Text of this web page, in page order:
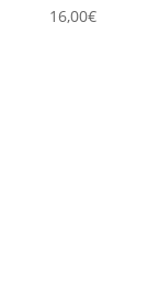
16,00€